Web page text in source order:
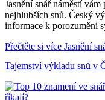
Jasnění snář náměstí
nejhlubších snů. Český
informace k porozumění
Přečtěte si více Jasnění
Tajemství výkladu snů v